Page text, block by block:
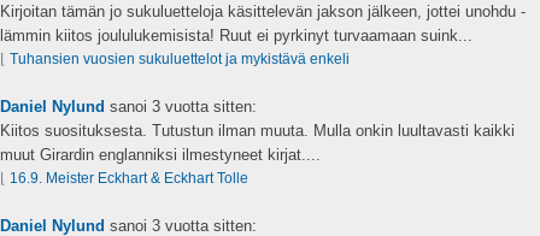
Kirjoitan tämän jo sukuluetteloja käsittelevän jakson jälkeen, jottei unohdu -
lämmin kiitos joululukemisista! Ruut ei pyrkinyt turvaamaan suink...
⌊ Tuhansien vuosien sukuluettelot ja mykistävä enkeli
Daniel Nylund sanoi 3 vuotta sitten:
Kiitos suosituksesta. Tutustun ilman muuta. Mulla onkin luultavasti kaikki
muut Girardin englanniksi ilmestyneet kirjat....
⌊ 16.9. Meister Eckhart & Eckhart Tolle
Daniel Nylund sanoi 3 vuotta sitten: